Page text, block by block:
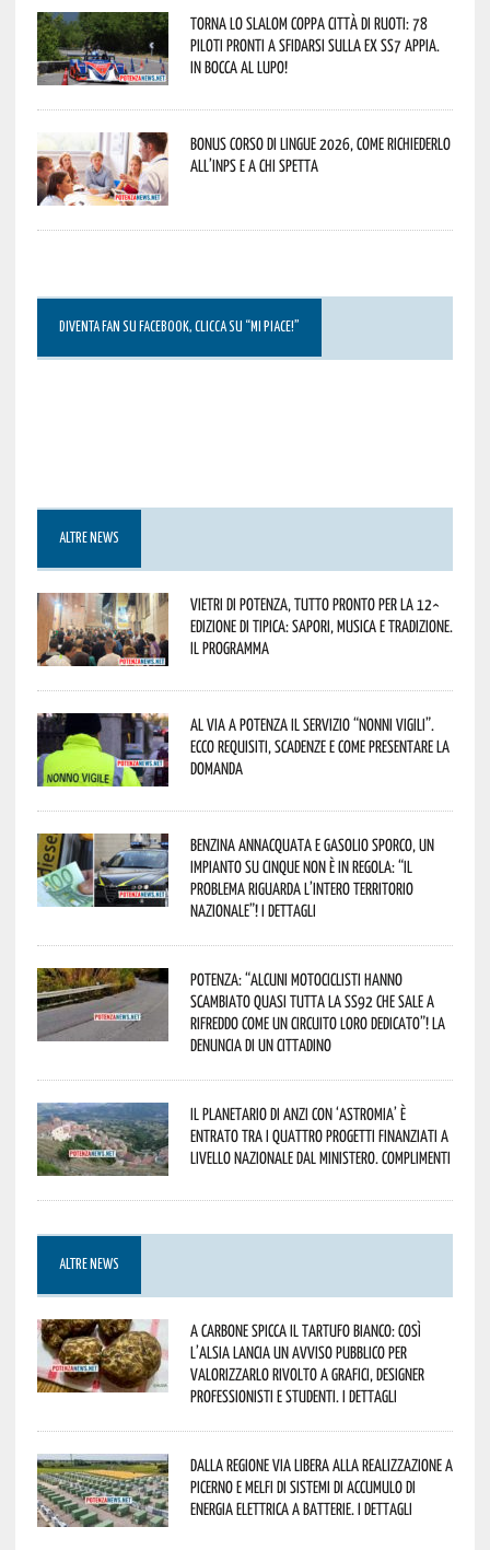
Torna lo Slalom Coppa Città di Ruoti: 78
piloti pronti a sfidarsi sulla ex SS7 Appia.
In bocca al lupo!
Bonus corso di lingue 2026, come richiederlo
all’INPS e a chi spetta
DIVENTA FAN SU FACEBOOK, CLICCA SU “MI PIACE!”
ALTRE NEWS
Vietri di Potenza, tutto pronto per la 12^
Edizione di Tipica: sapori, musica e tradizione.
Il programma
Al via a Potenza il servizio “Nonni Vigili”.
Ecco requisiti, scadenze e come presentare la
domanda
Benzina annacquata e gasolio sporco, un
impianto su cinque non è in regola: “il
problema riguarda l’intero territorio
Nazionale”! I dettagli
Potenza: “alcuni motociclisti hanno
scambiato quasi tutta la SS92 che sale a
Rifreddo come un circuito loro dedicato”! La
denuncia di un cittadino
Il Planetario di Anzi con ‘Astromia’ è
entrato tra i quattro progetti finanziati a
livello nazionale dal Ministero. Complimenti
ALTRE NEWS
A Carbone spicca il tartufo bianco: così
l’Alsia lancia un avviso pubblico per
valorizzarlo rivolto a grafici, designer
professionisti e studenti. I dettagli
Dalla Regione via libera alla realizzazione a
Picerno e Melfi di sistemi di accumulo di
energia elettrica a batterie. I dettagli